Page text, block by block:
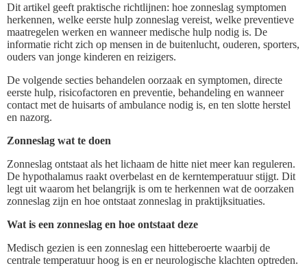
Dit artikel geeft praktische richtlijnen: hoe zonneslag symptomen
herkennen, welke eerste hulp zonneslag vereist, welke preventieve
maatregelen werken en wanneer medische hulp nodig is. De
informatie richt zich op mensen in de buitenlucht, ouderen, sporters,
ouders van jonge kinderen en reizigers.
De volgende secties behandelen oorzaak en symptomen, directe
eerste hulp, risicofactoren en preventie, behandeling en wanneer
contact met de huisarts of ambulance nodig is, en ten slotte herstel
en nazorg.
Zonneslag wat te doen
Zonneslag ontstaat als het lichaam de hitte niet meer kan reguleren.
De hypothalamus raakt overbelast en de kerntemperatuur stijgt. Dit
legt uit waarom het belangrijk is om te herkennen wat de oorzaken
zonneslag zijn en hoe ontstaat zonneslag in praktijksituaties.
Wat is een zonneslag en hoe ontstaat deze
Medisch gezien is een zonneslag een hitteberoerte waarbij de
centrale temperatuur hoog is en er neurologische klachten optreden.